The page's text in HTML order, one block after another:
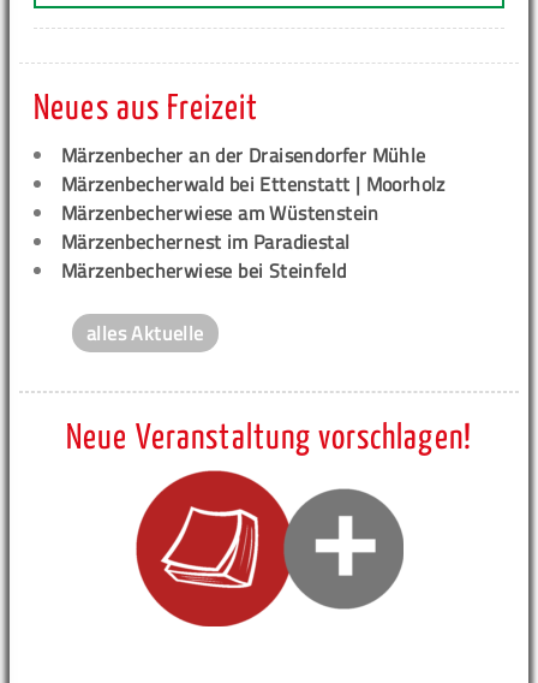
Neues aus Freizeit
Märzenbecher an der Draisendorfer Mühle
Märzenbecherwald bei Ettenstatt | Moorholz
Märzenbecherwiese am Wüstenstein
Märzenbechernest im Paradiestal
Märzenbecherwiese bei Steinfeld
alles Aktuelle
Neue Veranstaltung vorschlagen!